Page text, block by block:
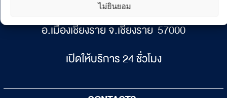
ไม่ยินยอม
อ.เมืองเชียงราย จ.เชียงราย 57000
เปิดให้บริการ 24 ชั่วโมง